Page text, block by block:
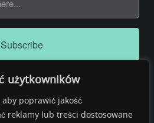
użytkowników
poprawić jakość
reklamy lub treści dostosowane